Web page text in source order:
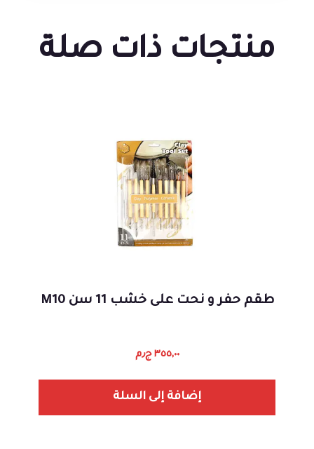
منتجات ذات صلة
طقم حفر و نحت على خشب 11 سن M10
٣٥٥,٠٠ ج٫م
إضافة إلى السلة